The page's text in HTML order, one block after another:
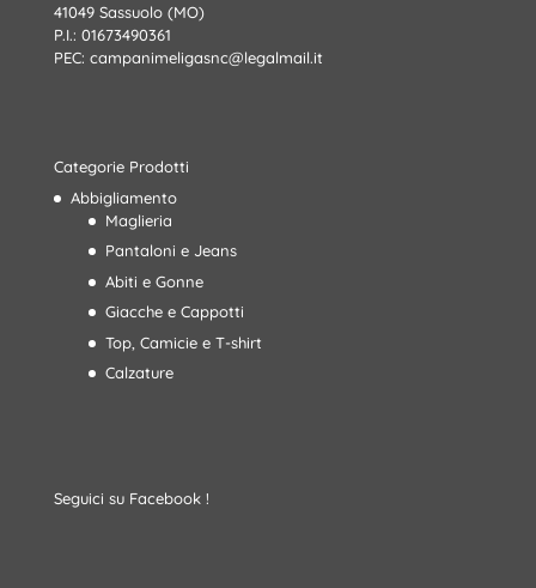
41049 Sassuolo (MO)
P.I.: 01673490361
PEC: campanimeligasnc@legalmail.it
Categorie Prodotti
Abbigliamento
Maglieria
Pantaloni e Jeans
Abiti e Gonne
Giacche e Cappotti
Top, Camicie e T-shirt
Calzature
Seguici su Facebook !